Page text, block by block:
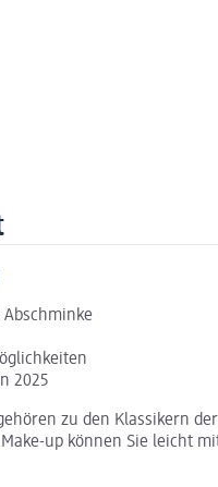
2025
zu den Klassikern
up können Sie leicht